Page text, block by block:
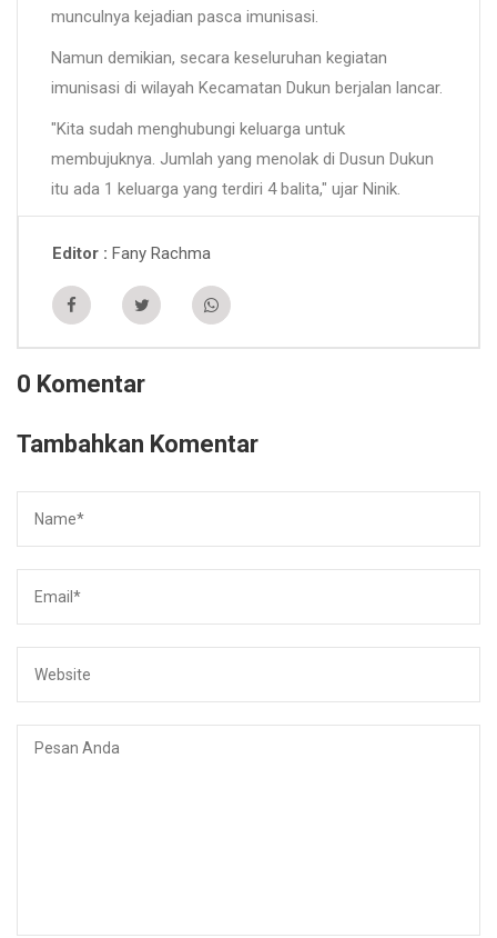
munculnya kejadian pasca imunisasi.
Namun demikian, secara keseluruhan kegiatan
imunisasi di wilayah Kecamatan Dukun berjalan lancar.
"Kita sudah menghubungi keluarga untuk
membujuknya. Jumlah yang menolak di Dusun Dukun
itu ada 1 keluarga yang terdiri 4 balita," ujar Ninik.
Editor Fany Rachma
0 Komentar
Tambahkan Komentar